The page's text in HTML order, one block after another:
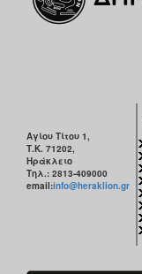
Αγίου Τίτου 1,
Τ.Κ. 71202,
Ηράκλειο
Τηλ.: 2813-409000
email:info@heraklion.gr